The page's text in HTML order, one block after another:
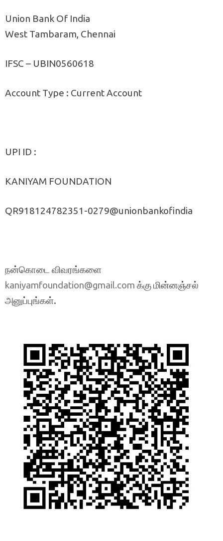
Union Bank Of India
West Tambaram, Chennai
IFSC – UBIN0560618
Account Type : Current Account
UPI ID :
KANIYAM FOUNDATION
QR918124782351-0279@unionbankofindia
நன்கொடை விவரங்களை
kaniyamfoundation@gmail.com க்கு மின்னஞ்சல்
அனுப்புங்கள்.